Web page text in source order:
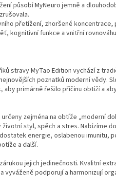
působí MyNeuro jemně a
přetížení, zhoršené koncentrace,
kognitivní funkce a vnitřní
stravy MyTao Edition vychází z
poznatků moderní vědy.
aby primárně řešilo příčinu obtíží a
zejména na obtíže „moderní
styl, spěch a stres. Nabízíme
energie, oslabenou imunitu,
a další.
jejich jedinečnosti. Kvalitní
vyváženě podporují a harmonizují